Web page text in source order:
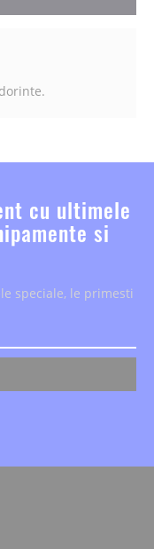
cu ultimele
si
speciale, le primesti